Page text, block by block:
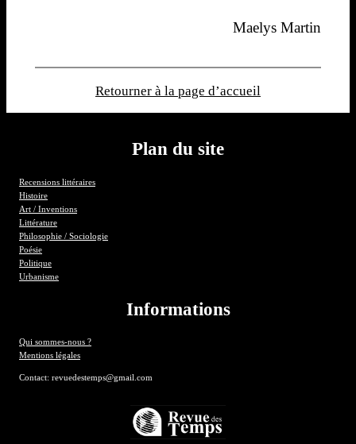
Maelys Martin
Retourner à la page d’accueil
Plan du site
Recensions littéraires
Histoire
Art / Inventions
Littérature
Philosophie / Sociologie
Poésie
Politique
Urbanisme
Informations
Qui sommes-nous ?
Mentions légales
Contact: revuedestemps@gmail.com